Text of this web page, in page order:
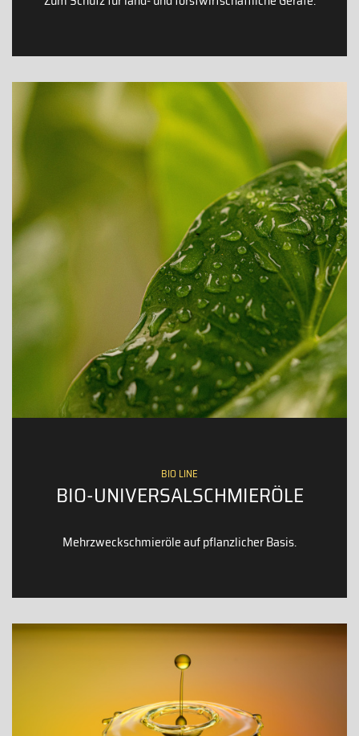
BIO LINE
BIO-UNIVERSALSCHMIERÖLE
Mehrzweckschmieröle auf pflanzlicher Basis.